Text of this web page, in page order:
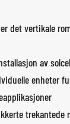
det vertikale
av
enheter
trekantede